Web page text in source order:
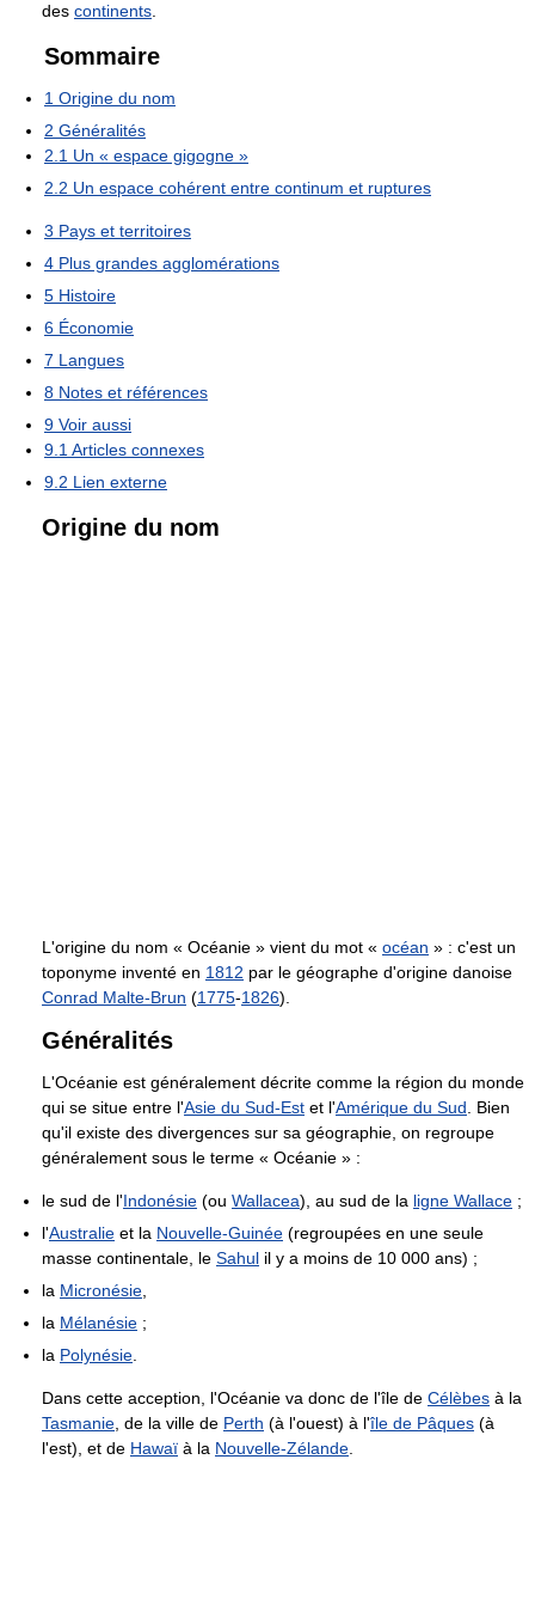
des continents
Sommaire
1 Origine du nom
2 Généralités
2.1 Un « espace gigogne »
2.2 Un espace cohérent entre continum et ruptures
3 Pays et territoires
4 Plus grandes agglomérations
5 Histoire
6 Économie
7 Langues
8 Notes et références
9 Voir aussi
9.1 Articles connexes
9.2 Lien externe
Origine du nom
L'origine du nom « Océanie » vient du mot « océan » : c'est un
toponyme inventé en 1812 par le géographe d'origine danoise
Conrad Malte-Brun (1775-1826).
Généralités
L'Océanie est généralement décrite comme la région du monde
qui se situe entre l'Asie du Sud-Est et l'Amérique du Sud . Bien
qu'il existe des divergences sur sa géographie, on regroupe
généralement sous le terme « Océanie » :
le sud de l'Indonésie (ou Wallacea), au sud de la ligne Wallace ;
l'Australie et la Nouvelle-Guinée (regroupées en une seule
masse continentale, le Sahul il y a moins de 10 000 ans) ;
la Micronésie
la Mélanésie ;
la Polynésie
Dans cette acception, l'Océanie va donc de l'île de Célèbes à la
Tasmanie , de la ville de Perth (à l'ouest) à l'île de Pâques (à
l'est), et de Hawaï à la Nouvelle-Zélande